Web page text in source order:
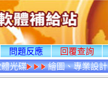
問題反應 回覆查詢
光碟 繪圖、專業設計